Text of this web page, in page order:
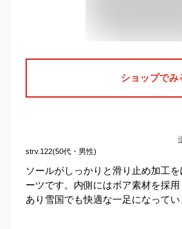
ショップでみ
strv.122(50代・男性)
ソールがしっかりと滑り止め加工
ーツです。内側にはボア素材を採
あり雪国でも快適な一足になってい